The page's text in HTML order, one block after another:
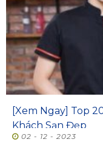
[Xem Ngay] Top
Khách Sạn Đẹp
02 - 12 - 2023